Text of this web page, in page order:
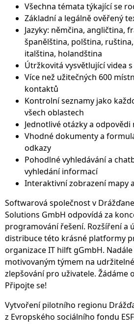
Všechna témata týkající se
Základní a legálně ověřený
Jazyky: němčina, angličtina,
španělština, polština,
italština, holandština
Útržkovitá vysvětlující videa
Více než užitečných 600
kontaktů
Kontrolní seznamy jako
všech oblastech
Jednotlivé otázky a
Vhodné dokumenty a
odkazy
Pohodlné vyhledávání a
vyhledání informací
Interaktivní zobrazení mapy
Softwarová společnost v
Solutions GmbH odpovídá za
programování řešení. Rozšíření a
distribuce této krásné platformy
organizace IT hilft gGmbH.
motivovaným týmem na
zlepšování pro uživatele. Žádáme
Připojte se!
Vytvoření pilotního regionu
z Evropského sociálního fondu